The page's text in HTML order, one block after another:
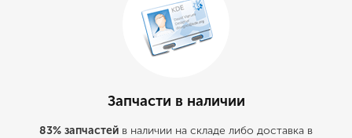
Запчасти в наличии
83% запчастей в наличии на складе либо доставка в